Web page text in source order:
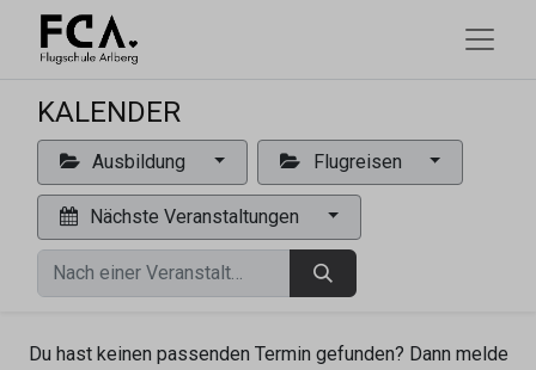
KALENDER
Ausbildung Flugreisen
Nächste Veranstaltungen
Du hast keinen passenden Termin gefunden? Dann melde